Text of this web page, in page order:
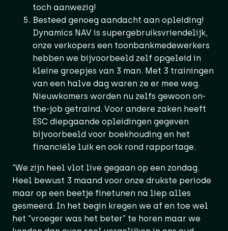
toch aanwezig!
Besteed genoeg aandacht aan opleiding!
Dynamics NAV is supergebruiksvriendelijk,
onze verkopers een toonbankmedewerkers
hebben we bijvoorbeeld zelf opgeleid in
kleine groepjes van 3 man. Met 3 trainingen
van een halve dag waren ze er mee weg.
Nieuwkomers worden nu zelfs gewoon on-
the-job getraind. Voor andere zaken heeft
ESC diepgaande opleidingen gegeven
bijvoorbeeld voor boekhouding en het
financiële luik en ook rond rapportage.
“We zijn heel vlot live gegaan op een zondag.
Heel bewust 3 maand voor onze drukste periode
maar op een beetje finetunen na liep alles
gesmeerd. In het begin kregen we af en toe wel
het “vroeger was het beter” te horen maar we